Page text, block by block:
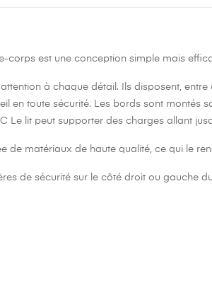
corps est une conception simple mais
à chaque détail. Ils disposent,
en toute sécurité. Les bords sont montés
Le lit peut supporter des charges allant
de matériaux de haute qualité, ce qui le
de sécurité sur le côté droit ou gauche